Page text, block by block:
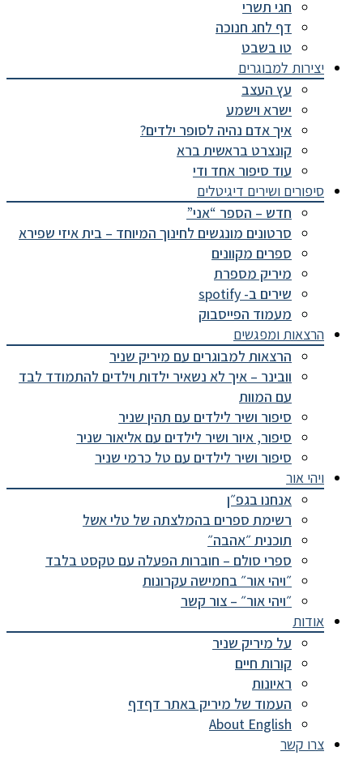
חגי תשרי
דף לחג חנוכה
טו בשבט
יצירות למבוגרים
עץ העצב
ישרא וישמע
איך אדם נהיה לסופר ילדים?
קונצרט בראשית ברא
עוד סיפור אחד ודי
סיפורים ושירים דיגיטלים
חדש – הספר “אני”
סרטונים מונגשים לחינוך המיוחד – בית איזי שפירא
ספרים מקוונים
מיריק מספרת
שירים ב- spotify
מעמוד הפייסבוק
הרצאות ומפגשים
הרצאות למבוגרים עם מיריק שניר
וובינר – איך לא נשאיר ילדות וילדים להתמודד לבד
עם המוות
סיפור ושיר לילדים עם תהין שניר
סיפור, איור ושיר לילדים עם אליאור שניר
סיפור ושיר לילדים עם טל כרמי שניר
ויהי אור
אנחנו בגפ״ן
רשימת ספרים בהמלצתה של טלי אשל
תוכנית ״אהבה״
ספרי סולם – חוברות הפעלה עם טקסט בלבד
״ויהי אור״ בחמישה עקרונות
״ויהי אור״ – צור קשר
אודות
על מיריק שניר
קורות חיים
ראיונות
העמוד של מיריק באתר דףדף
About English
צרו קשר